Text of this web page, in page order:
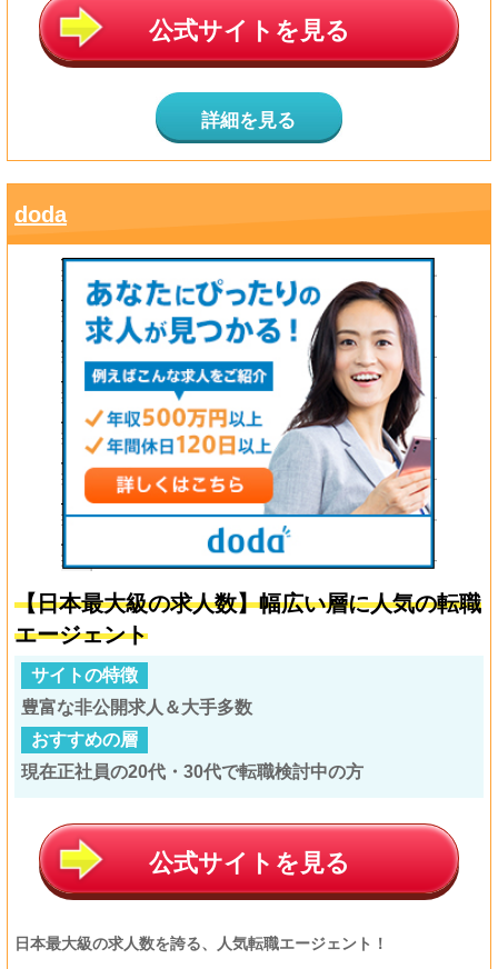
公式サイトを見る
詳細を見る
doda
【日本最大級の求人数】幅広い層に人気の転職
エージェント
サイトの特徴
豊富な非公開求人＆大手多数
おすすめの層
現在正社員の20代・30代で転職検討中の方
公式サイトを見る
日本最大級の求人数を誇る、人気転職エージェント！